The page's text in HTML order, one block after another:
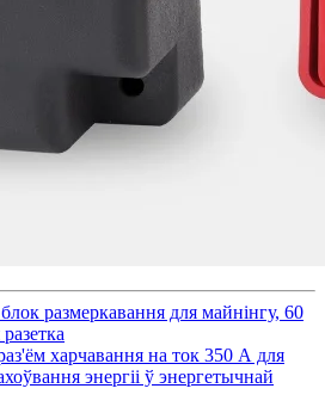
размеркавання для майнінгу, 60
харчавання на ток 350 А для
энергіі ў энергетычнай